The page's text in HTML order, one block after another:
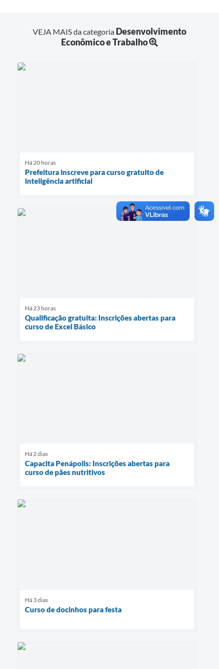
VEJA MAIS da categoria Desenvolvimento
Econômico e Trabalho
Há 20 horas
Prefeitura inscreve para curso gratuito de
inteligência artificial
Há 23 horas
Qualificação gratuita: Inscrições abertas para
curso de Excel Básico
Há 2 dias
Capacita Penápolis: Inscrições abertas para
curso de pães nutritivos
Há 3 dias
Curso de docinhos para festa